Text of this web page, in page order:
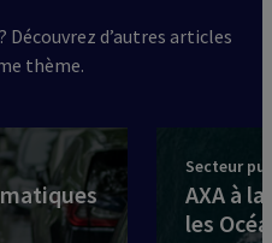
Découvrez d’autres articles
thème.
Secteur
AXA à
les